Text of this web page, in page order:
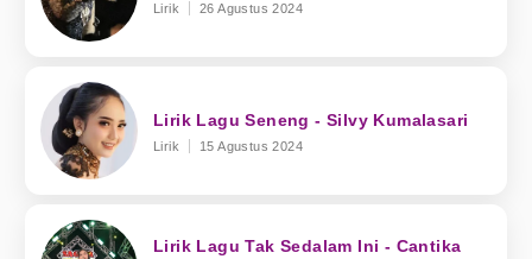
Lirik 26 Agustus 2024
Lirik Lagu Seneng - Silvy Kumalasari
Lirik 15 Agustus 2024
Lirik Lagu Tak Sedalam Ini - Cantika